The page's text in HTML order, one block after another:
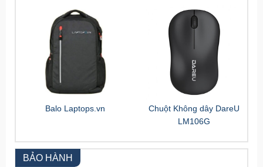
Balo Laptops.vn
Chuột Không dây DareU
LM106G
BẢO HÀNH